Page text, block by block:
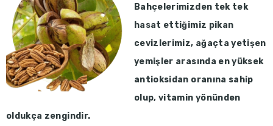
Bahçelerimizden tek tek
hasat ettiğimiz pikan
cevizlerimiz, ağaçta yetişen
yemişler arasında en yüksek
antioksidan oranına sahip
olup, vitamin yönünden
oldukça zengindir.